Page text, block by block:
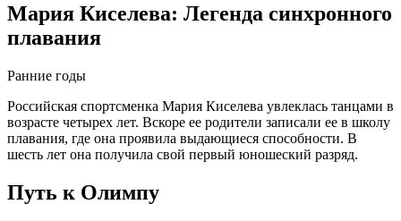
Мария Киселева: Легенда синхронного
плавания
Ранние годы
Российская спортсменка Мария Киселева увлеклась танцами в
возрасте четырех лет. Вскоре ее родители записали ее в школу
плавания, где она проявила выдающиеся способности. В
шесть лет она получила свой первый юношеский разряд.
Путь к Олимпу